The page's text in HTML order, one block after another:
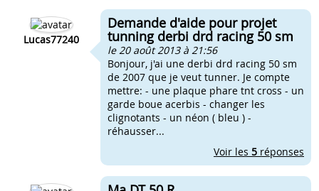
Lucas77240
Demande d'aide pour projet
tunning derbi drd racing 50 sm
le 20 août 2013 à 21:56
Bonjour, j'ai une derbi drd racing 50 sm
de 2007 que je veut tunner. Je compte
mettre: - une plaque phare tnt cross - un
garde boue acerbis - changer les
clignotants - un néon ( bleu ) -
réhausser...
Voir les 5 réponses